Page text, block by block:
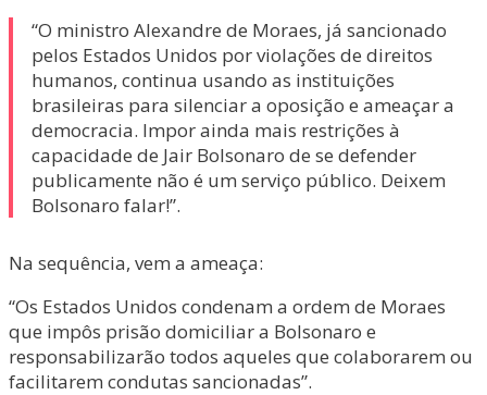
“O ministro Alexandre de Moraes, já sancionado
pelos Estados Unidos por violações de direitos
humanos, continua usando as instituições
brasileiras para silenciar a oposição e ameaçar a
democracia. Impor ainda mais restrições à
capacidade de Jair Bolsonaro de se defender
publicamente não é um serviço público. Deixem
Bolsonaro falar!”.
Na sequência, vem a ameaça:
“Os Estados Unidos condenam a ordem de Moraes
que impôs prisão domiciliar a Bolsonaro e
responsabilizarão todos aqueles que colaborarem ou
facilitarem condutas sancionadas”.